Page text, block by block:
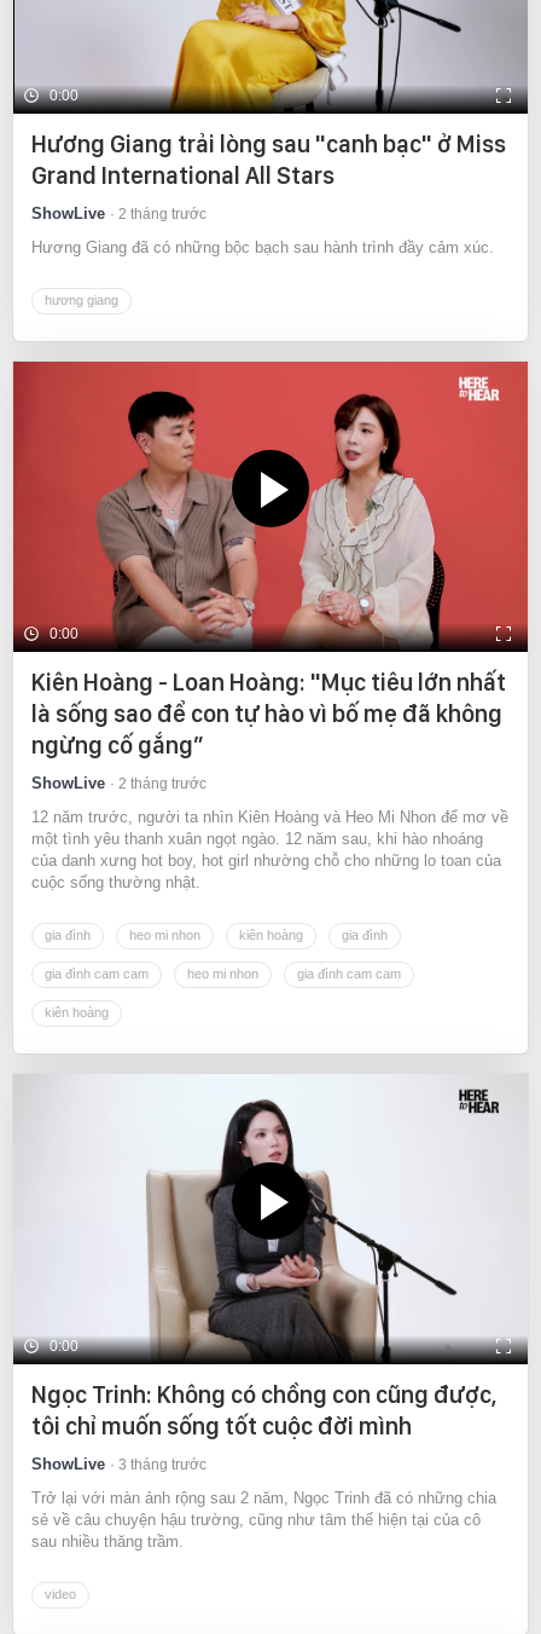
0:00
Hương Giang trải lòng sau "canh bạc" ở Miss
Grand International All Stars
ShowLive 2 tháng trước
Hương Giang đã có những bộc bạch sau hành trình đầy cảm xúc.
hương giang
0:00
Kiên Hoàng - Loan Hoàng: "Mục tiêu lớn nhất
là sống sao để con tự hào vì bố mẹ đã không
ngừng cố gắng”
ShowLive 2 tháng trước
12 năm trước, người ta nhìn Kiên Hoàng và Heo Mi Nhon để mơ về
một tình yêu thanh xuân ngọt ngào. 12 năm sau, khi hào nhoáng
của danh xưng hot boy, hot girl nhường chỗ cho những lo toan của
cuộc sống thường nhật.
gia đình heo mi nhon kiên hoàng gia đình
gia đình cam cam heo mi nhon gia đình cam cam
kiên hoàng
0:00
Ngọc Trinh: Không có chồng con cũng được,
tôi chỉ muốn sống tốt cuộc đời mình
ShowLive 3 tháng trước
Trở lại với màn ảnh rộng sau 2 năm, Ngọc Trinh đã có những chia
sẻ về câu chuyện hậu trường, cũng như tâm thế hiện tại của cô
sau nhiều thăng trầm.
video